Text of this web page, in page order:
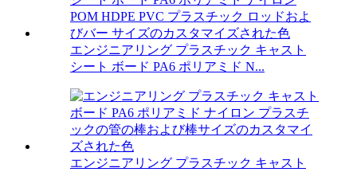
エンジニアリング プラスチック キャスト
シート ボード PA6 ポリアミド N...
エンジニアリング プラスチック キャスト